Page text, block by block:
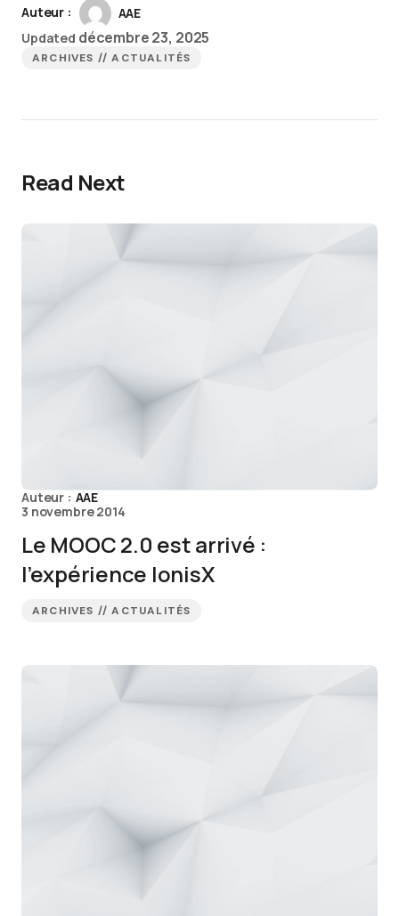
Auteur :
AAE
Updated décembre 23, 2025
ARCHIVES // ACTUALITÉS
Read Next
Auteur : AAE
3 novembre 2014
Le MOOC 2.0 est arrivé :
l’expérience IonisX
ARCHIVES // ACTUALITÉS